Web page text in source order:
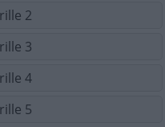
2
3
4
5